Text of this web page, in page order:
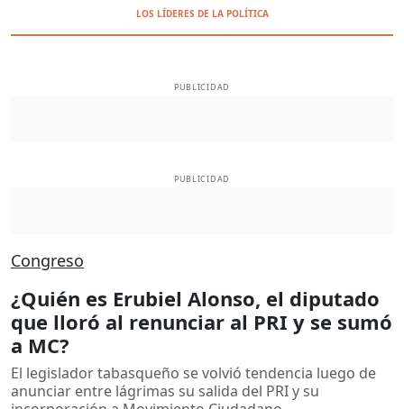
LOS LÍDERES DE LA POLÍTICA
PUBLICIDAD
PUBLICIDAD
Congreso
¿Quién es Erubiel Alonso, el diputado
que lloró al renunciar al PRI y se sumó
a MC?
El legislador tabasqueño se volvió tendencia luego de
anunciar entre lágrimas su salida del PRI y su